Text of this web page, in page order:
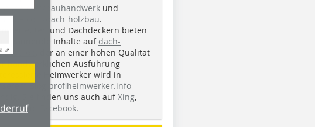
⇗
bauhandwerk und
dach-holzbau.
und Dachdeckern bieten
spannende Inhalte auf dach-
, der an einer hohen Qualität
handwerklichen Ausführung
Heimwerker wird in
Blog
profiheimwerker.info
Sie finden uns auch aufXing,
und Facebook.